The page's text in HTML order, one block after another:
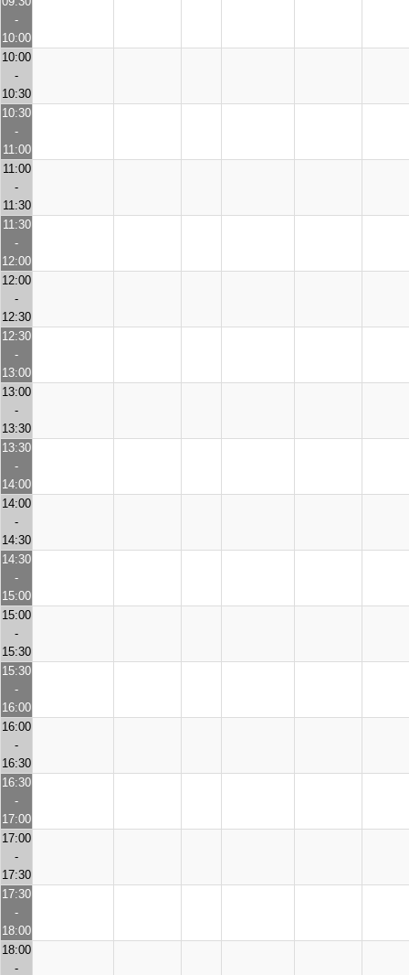
-
10:00
10:00
-
10:30
10:30
-
11:00
11:00
-
11:30
11:30
-
12:00
12:00
-
12:30
12:30
-
13:00
13:00
-
13:30
13:30
-
14:00
14:00
-
14:30
14:30
-
15:00
15:00
-
15:30
15:30
-
16:00
16:00
-
16:30
16:30
-
17:00
17:00
-
17:30
17:30
-
18:00
18:00
-